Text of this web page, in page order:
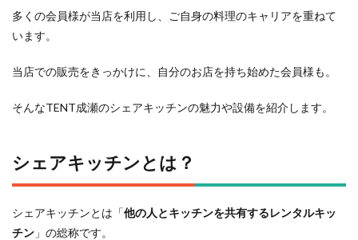
多くの会員様が当店を利用し、ご自身の料理のキャリアを重ねて
います。
当店での販売をきっかけに、自分のお店を持ち始めた会員様も。
そんなTENT成瀬のシェアキッチンの魅力や設備を紹介します。
シェアキッチンとは？
シェアキッチンとは「他の人とキッチンを共有するレンタルキッ
チン 」の総称です。